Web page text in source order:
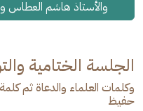
والأستاذ هاشم العطاس
الجلسة الختامية
وكلمات العلماء والدعاة ثم
حفیظ